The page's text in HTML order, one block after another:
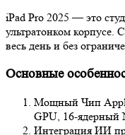
iPad Pro 2025 — это
ультратонком
весь день и без
Основные
Мощный Чип
GPU, 16‑ядерный
Интеграция ИИ